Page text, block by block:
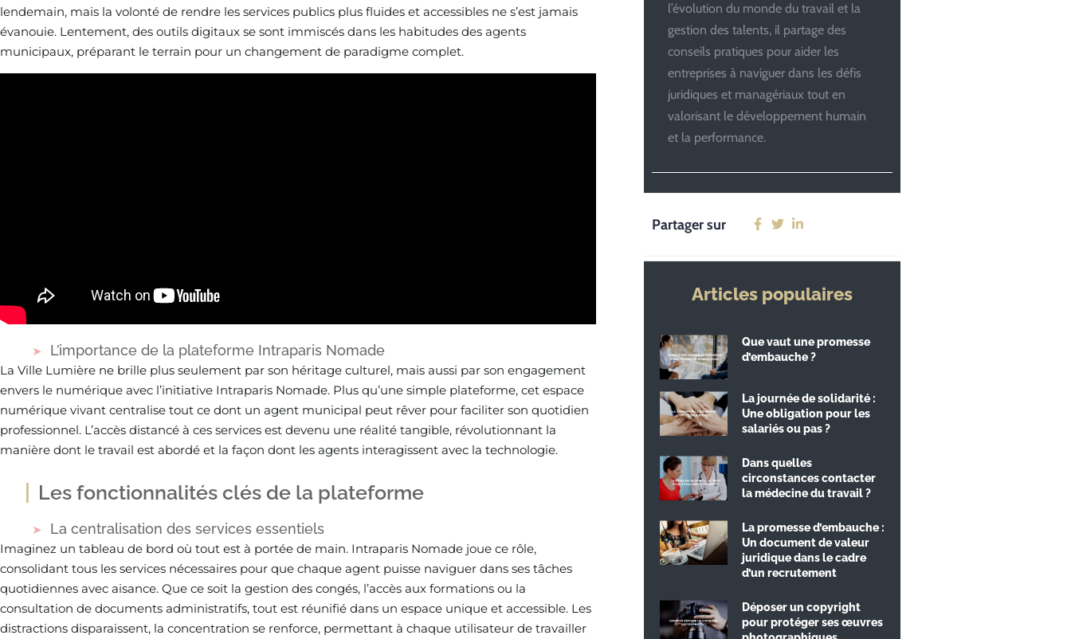
lendemain, mais la volonté de rendre les services publics plus fluides et accessibles ne s’est jamais
évanouie. Lentement, des outils digitaux se sont immiscés dans les habitudes des agents
municipaux, préparant le terrain pour un changement de paradigme complet.
L’importance de la plateforme Intraparis Nomade
La Ville Lumière ne brille plus seulement par son héritage culturel, mais aussi par son engagement
envers le numérique avec l’initiative Intraparis Nomade. Plus qu’une simple plateforme, cet espace
numérique vivant centralise tout ce dont un agent municipal peut rêver pour faciliter son quotidien
professionnel. L’accès distancé à ces services est devenu une réalité tangible, révolutionnant la
manière dont le travail est abordé et la façon dont les agents interagissent avec la technologie.
Les fonctionnalités clés de la plateforme
La centralisation des services essentiels
Imaginez un tableau de bord où tout est à portée de main. Intraparis Nomade joue ce rôle,
consolidant tous les services nécessaires pour que chaque agent puisse naviguer dans ses tâches
quotidiennes avec aisance. Que ce soit la gestion des congés, l’accès aux formations ou la
consultation de documents administratifs, tout est réunifié dans un espace unique et accessible. Les
distractions disparaissent, la concentration se renforce, permettant à chaque utilisateur de travailler
l’évolution du monde du travail et la
gestion des talents, il partage des
conseils pratiques pour aider les
entreprises à naviguer dans les défis
juridiques et managériaux tout en
valorisant le développement humain
et la performance.
Partager sur
Articles populaires
Que vaut une promesse
d’embauche ?
La journée de solidarité :
Une obligation pour les
salariés ou pas ?
Dans quelles
circonstances contacter
la médecine du travail ?
La promesse d’embauche :
Un document de valeur
juridique dans le cadre
d’un recrutement
Déposer un copyright
pour protéger ses œuvres